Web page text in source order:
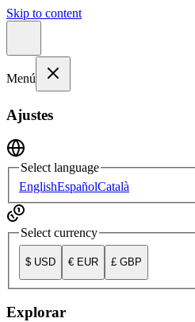
Skip to content
Menú
Ajustes
Select language
EnglishEspañolCatalà
Select currency
$ USD € EUR £ GBP
Explorar